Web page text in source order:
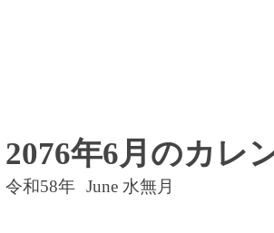
2076年6月のカレ
令和58年 June 水無月